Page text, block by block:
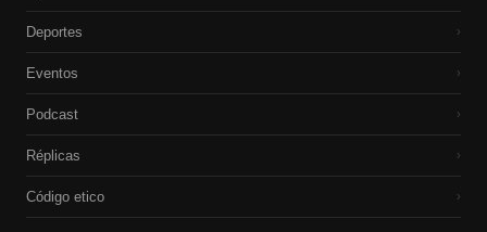
Deportes ›
Eventos ›
Podcast ›
Réplicas ›
Código etico ›